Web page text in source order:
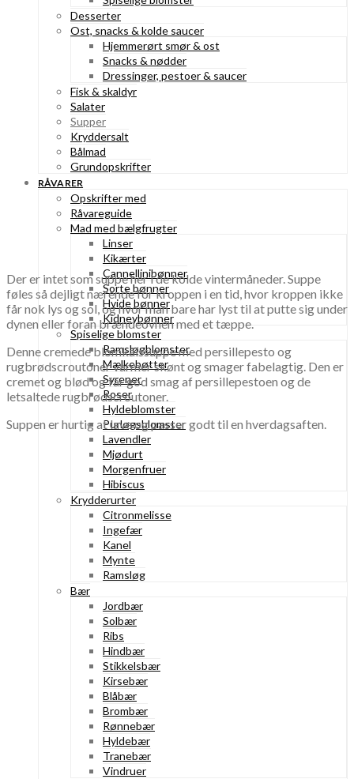
Desserter
Ost, snacks & kolde saucer
Hjemmerørt smør & ost
Snacks & nødder
Dressinger, pestoer & saucer
Fisk & skaldyr
Salater
Supper
Kryddersalt
Bålmad
Grundopskrifter
RÅVARER
Opskrifter med
Råvareguide
Mad med bælgfrugter
Linser
Kikærter
Cannellinibønner
Sorte bønner
Hvide bønner
Kidneybønner
Spiselige blomster
Ramsløgblomster
Mælkebøtter
Syrener
Roser
Hyldeblomster
Purløgsblomster
Lavendler
Mjødurt
Morgenfruer
Hibiscus
Krydderurter
Citronmelisse
Ingefær
Kanel
Mynte
Ramsløg
Bær
Jordbær
Solbær
Ribs
Hindbær
Stikkelsbær
Kirsebær
Blåbær
Brombær
Rønnebær
Hyldebær
Tranebær
Vindruer
Der er intet som suppe her i de kolde vintermåneder. Suppe
føles så dejligt nærende for kroppen i en tid, hvor kroppen ikke
får nok lys og sol, og hvor man bare har lyst til at putte sig under
dynen eller foran brændeovnen med et tæppe.
Denne cremede blomkålssuppe med persillepesto og
rugbrødscroutoner varmer skønt og smager fabelagtig. Den er
cremet og blød og får god smag af persillepestoen og de
letsaltede rugbrødscroutoner.
Suppen er hurtig at lave og passer godt til en hverdagsaften.